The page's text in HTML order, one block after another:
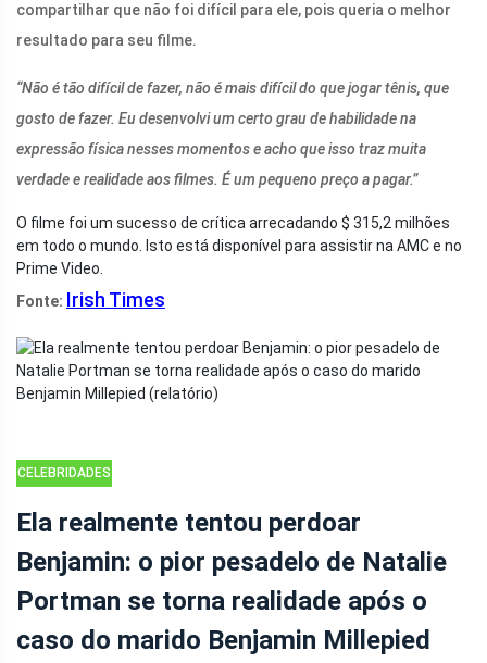
compartilhar que não foi difícil para ele, pois queria o melhor
resultado para seu filme.
“Não é tão difícil de fazer, não é mais difícil do que jogar tênis, que
gosto de fazer. Eu desenvolvi um certo grau de habilidade na
expressão física nesses momentos e acho que isso traz muita
verdade e realidade aos filmes. É um pequeno preço a pagar.”
O filme foi um sucesso de crítica arrecadando $ 315,2 milhões
em todo o mundo. Isto está disponível para assistir na AMC e no
Prime Video.
Fonte: Irish Times
CELEBRIDADES
Ela realmente tentou perdoar
Benjamin: o pior pesadelo de Natalie
Portman se torna realidade após o
caso do marido Benjamin Millepied